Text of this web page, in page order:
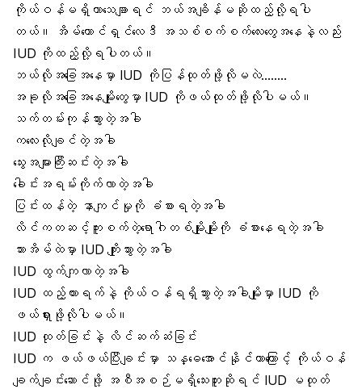
ကိုယ်ဝန်မရှိတာသေချာရင် ဘယ်အချိန်မဆိုထည့်လို့ရပါ
တယ်။ အိမ်ထောင်ရှင်လေဒီ အသစ်စက်စက်လေးတွေအနေနဲ့လည်း
IUD ကိုထည့်လို့ရပါတယ်။
ဘယ်လိုအခြေအနေမှာ IUD ကိုပြန်ထုတ်ဖို့လိုမလဲ……..
အခုလိုအခြေအနေမျိုးတွေမှာ IUD ကိုဖယ်ထုတ်ဖို့လိုပါမယ်။
သက်တမ်းကုန်သွားတဲ့အခါ
ကလေးလိုချင်တဲ့အခါ
သွေးအများကြီးဆင်း တဲ့အခါ
ခေါင်းအရမ်းကိုက်လာတဲ့အခါ
ပြင်းထန်တဲ့ နာကျင်မှု ကို ခံစားရတဲ့အခါ
လိင်ကတဆင့်ကူးစက်တဲ့ရောဂါ တစ်မျိုးမျိုးကို ခံစားနေရတဲ့အခါ
သားအိမ် ထဲမှာ IUD ကျိုးသွားတဲ့အခါ
IUD ထွက်ကျလာတဲ့အခါ
IUD ထည့်ထားရက်နဲ့ ကိုယ်ဝန်ရရှိသွားတဲ့အခါမျိုးမှာ IUD ကို
ဖယ်ရှားဖို့လိုပါမယ်။
IUD ထုတ်ခြင်းနဲ့ လိင်ဆက်ဆံခြင်း
IUD က ဖယ်ဖယ်ပြီးချင်းမှာ သန္ဓေအောင်နိုင်တာကြောင့် ကိုယ်ဝန်
ချက်ချင်းဆောင်ဖို့ အစီအစဉ်မရှိသေးဘူးဆိုရင် IUD မထုတ်